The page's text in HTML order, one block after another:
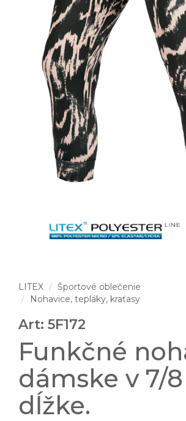
LITEX
Športové oblečenie
Nohavice, tepláky, kraťasy
Art: 5F172
Funkčné
dámske v 7/8
dĺžke.